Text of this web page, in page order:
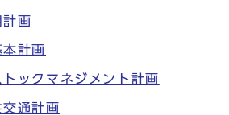
計画
計画
ックマネジメント計画
通計画